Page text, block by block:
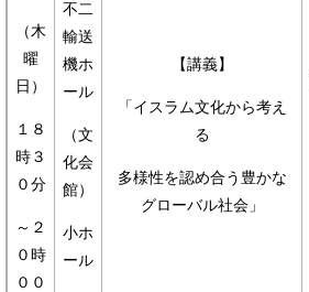
（木
曜
日）
１８
時３
０分
～２
０時
００
不二
輸送
機ホ
ール
（文
化会
館）
小ホ
ール
【講義】
「イスラム文化から考え
る
多様性を認め合う豊かな
グローバル社会」